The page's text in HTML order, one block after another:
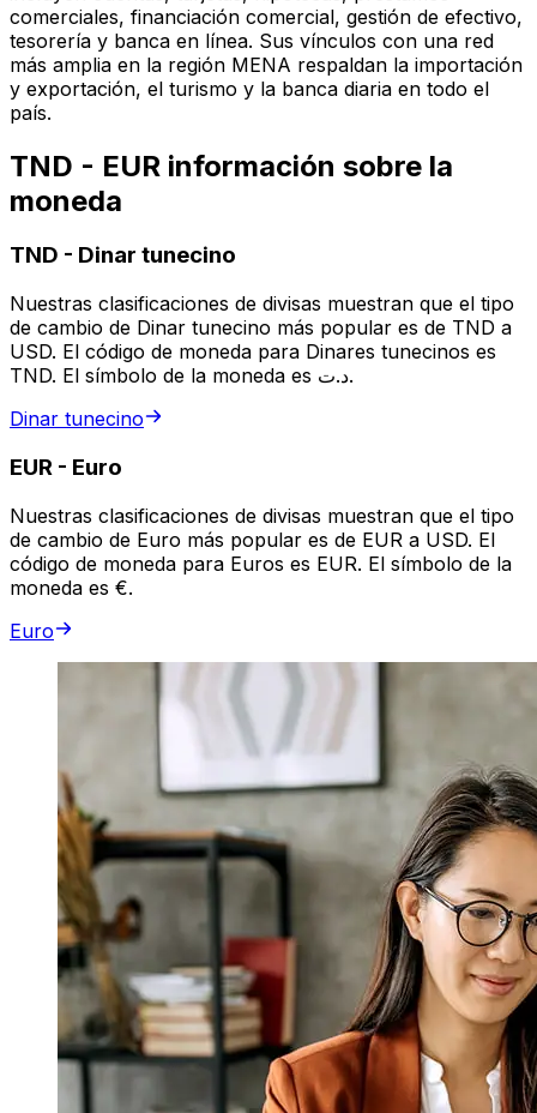
comerciales, financiación comercial, gestión de efectivo,
tesorería y banca en línea. Sus vínculos con una red
más amplia en la región MENA respaldan la importación
y exportación, el turismo y la banca diaria en todo el
país.
TND - EUR información sobre la
moneda
TND - Dinar tunecino
Nuestras clasificaciones de divisas muestran que el tipo
de cambio de Dinar tunecino más popular es de TND a
USD. El código de moneda para Dinares tunecinos es
TND. El símbolo de la moneda es د.ت.
Dinar tunecino
EUR - Euro
Nuestras clasificaciones de divisas muestran que el tipo
de cambio de Euro más popular es de EUR a USD. El
código de moneda para Euros es EUR. El símbolo de la
moneda es €.
Euro